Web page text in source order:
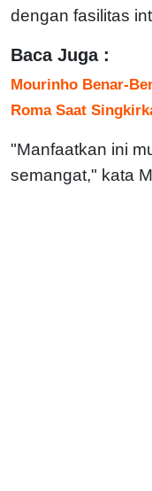
dengan fasilitas
Baca Juga :
Mourinho Benar-
Roma Saat
"Manfaatkan ini
semangat," kata